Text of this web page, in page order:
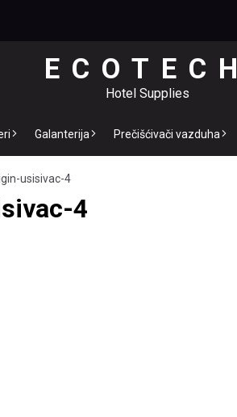
ECOTECH
Hotel Supplies
Galanterija Prečišćivači vazduha
usisivac-4
4